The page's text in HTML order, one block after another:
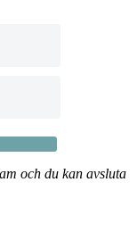
och du kan avsluta